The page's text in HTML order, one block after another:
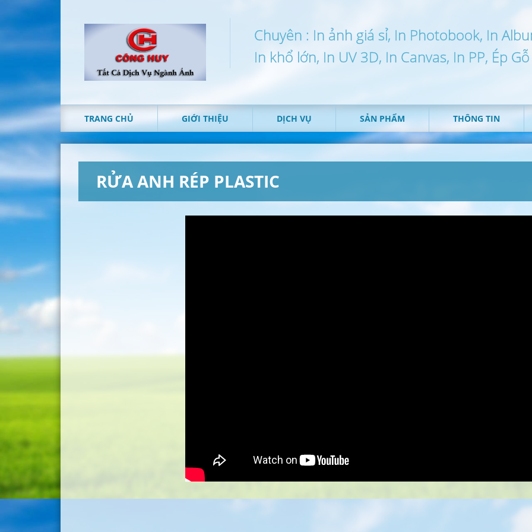
Chuyên : In ảnh giá sỉ, In Photobook, In
In khổ lớn, In UV 3D, In Canvas, In PP, Ép
TRANG CHỦ GIỚI THIỆU DỊCH VỤ SẢN PHẨM THÔNG TIN
RỬA ANH RÉP PLASTIC